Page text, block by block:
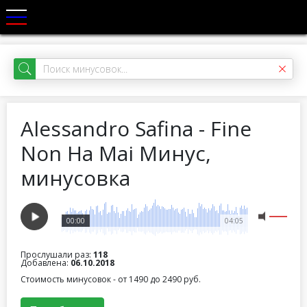
Alessandro Safina - Fine
Non Ha Mai Минус,
минусовка
04:05
00:00
Прослушали раз: 118
Добавлена: 06.10.2018
Стоимость минусовок - от 1490 до 2490 руб.